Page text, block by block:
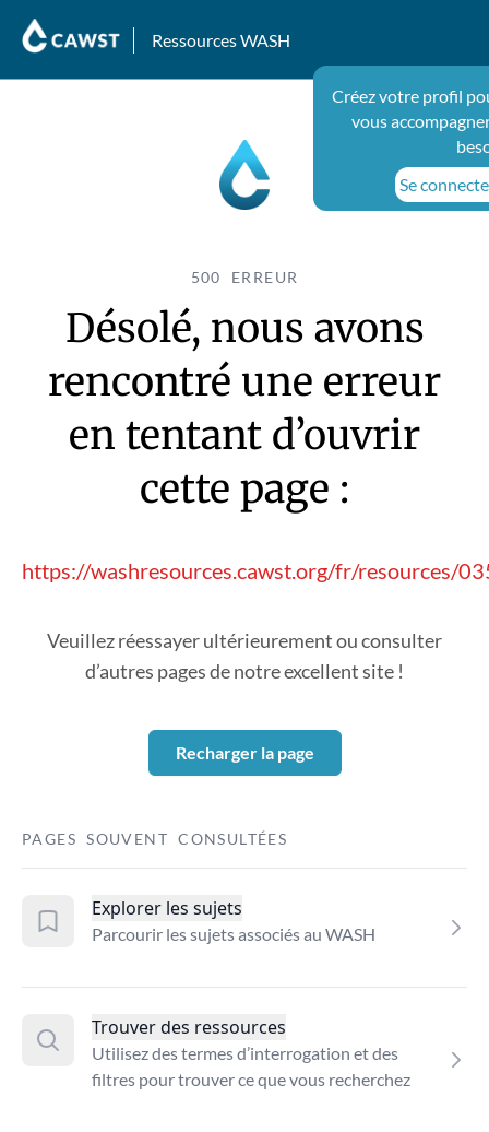
Ressources WASH
Créez votre profil
vous
Se
500 ERREUR
Désolé, nous avons
rencontré une erreur
en tentant d’ouvrir
cette page :
https://washresources.cawst.org/fr/resources/
Veuillez réessayer ultérieurement ou consulter
d’autres pages de notre excellent site !
Recharger la page
PAGES SOUVENT CONSULTÉES
Explorer les sujets
Parcourir les sujets associés au WASH
Trouver des ressources
Utilisez des termes d’interrogation et des
filtres pour trouver ce que vous recherchez